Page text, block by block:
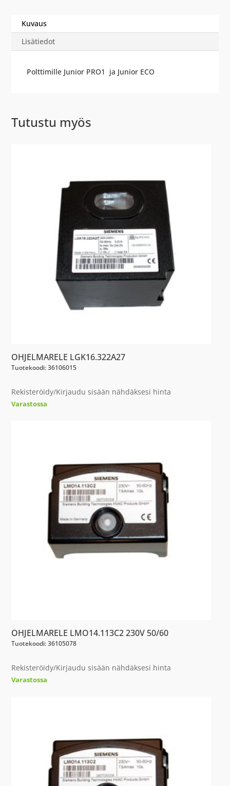
Kuvaus
Lisätiedot
Polttimille Junior PRO1 ja Junior ECO
Tutustu myös
OHJELMARELE LGK16.322A27
Tuotekoodi: 36106015
Rekisteröidy/Kirjaudu sisään nähdäksesi hinta
Varastossa
OHJELMARELE LMO14.113C2 230V 50/60
Tuotekoodi: 36105078
Rekisteröidy/Kirjaudu sisään nähdäksesi hinta
Varastossa